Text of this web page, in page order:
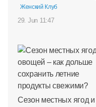
Женский Клуб
29. Jun 11:47
Сезон местных ягод и